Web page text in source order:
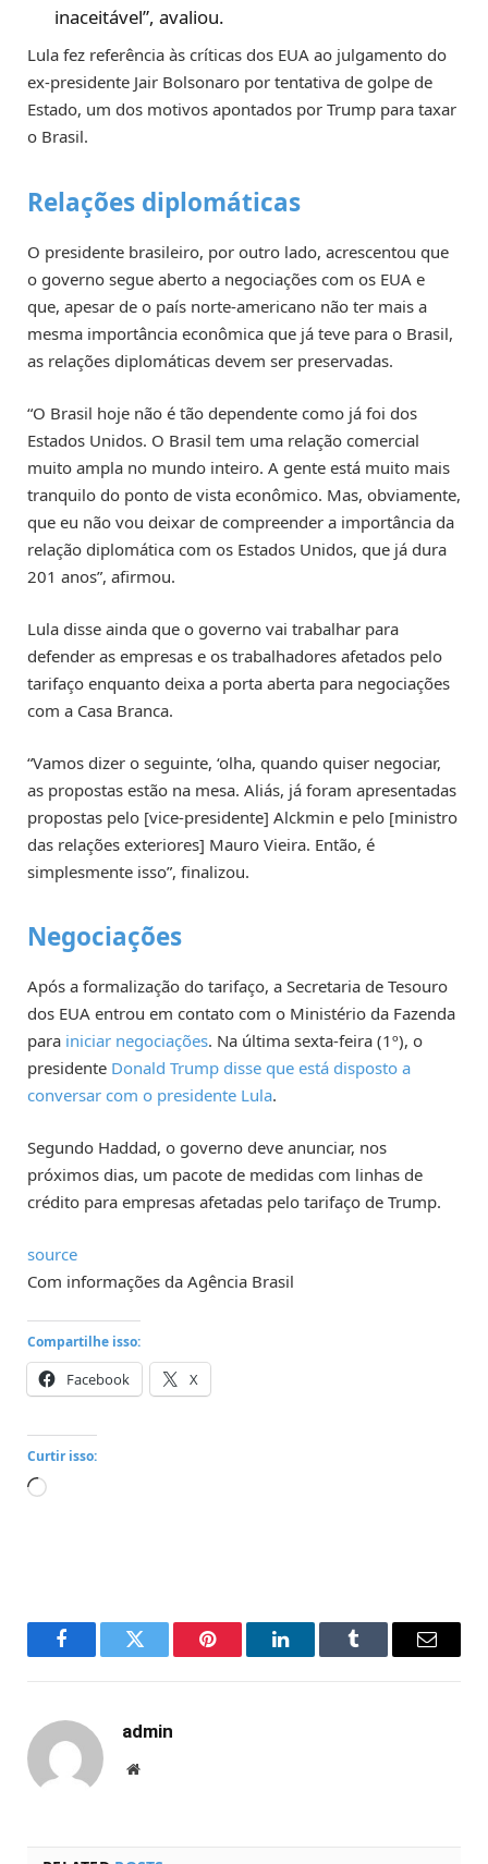
inaceitável”, avaliou.
Lula fez referência às críticas dos EUA ao julgamento do
ex-presidente Jair Bolsonaro por tentativa de golpe de
Estado, um dos motivos apontados por Trump para taxar
o Brasil.
Relações diplomáticas
O presidente brasileiro, por outro lado, acrescentou que
o governo segue aberto a negociações com os EUA e
que, apesar de o país norte-americano não ter mais a
mesma importância econômica que já teve para o Brasil,
as relações diplomáticas devem ser preservadas.
“O Brasil hoje não é tão dependente como já foi dos
Estados Unidos. O Brasil tem uma relação comercial
muito ampla no mundo inteiro. A gente está muito mais
tranquilo do ponto de vista econômico. Mas, obviamente,
que eu não vou deixar de compreender a importância da
relação diplomática com os Estados Unidos, que já dura
201 anos”, afirmou.
Lula disse ainda que o governo vai trabalhar para
defender as empresas e os trabalhadores afetados pelo
tarifaço enquanto deixa a porta aberta para negociações
com a Casa Branca.
“Vamos dizer o seguinte, ‘olha, quando quiser negociar,
as propostas estão na mesa. Aliás, já foram apresentadas
propostas pelo [vice-presidente] Alckmin e pelo [ministro
das relações exteriores] Mauro Vieira. Então, é
simplesmente isso”, finalizou.
Negociações
Após a formalização do tarifaço, a Secretaria de Tesouro
dos EUA entrou em contato com o Ministério da Fazenda
para iniciar negociações. Na última sexta-feira (1º), o
presidente Donald Trump disse que está disposto a
conversar com o presidente Lula.
Segundo Haddad, o governo deve anunciar, nos
próximos dias, um pacote de medidas com linhas de
crédito para empresas afetadas pelo tarifaço de Trump.
source
Com informações da Agência Brasil
Compartilhe isso:
Facebook X
Curtir isso:
Carregando...
FacebookTwitter Pinterest LinkedInTumblr Email
admin
Website